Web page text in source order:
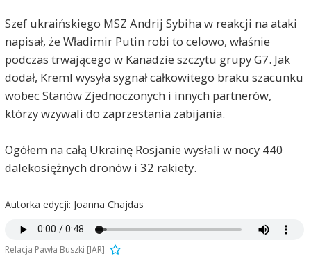
Szef ukraińskiego MSZ Andrij Sybiha w reakcji na ataki
napisał, że Władimir Putin robi to celowo, właśnie
podczas trwającego w Kanadzie szczytu grupy G7. Jak
dodał, Kreml wysyła sygnał całkowitego braku szacunku
wobec Stanów Zjednoczonych i innych partnerów,
którzy wzywali do zaprzestania zabijania.
Ogółem na całą Ukrainę Rosjanie wysłali w nocy 440
dalekosiężnych dronów i 32 rakiety.
Autorka edycji: Joanna Chajdas
Relacja Pawła Buszki [IAR]